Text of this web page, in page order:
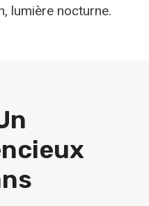
lumière nocturne.